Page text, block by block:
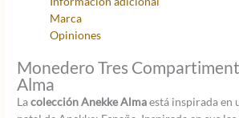
Marca
Opiniones
Monedero Tres
Alma
Lacolección Anekke Almaestá inspirada en